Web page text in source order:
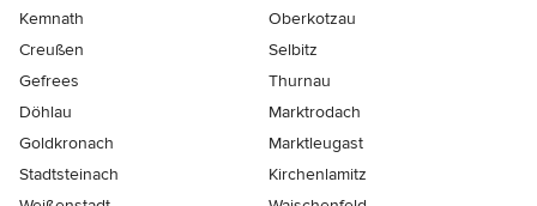
Kemnath
Oberkotzau
Creußen
Selbitz
Gefrees
Thurnau
Döhlau
Marktrodach
Goldkronach
Marktleugast
Stadtsteinach
Kirchenlamitz